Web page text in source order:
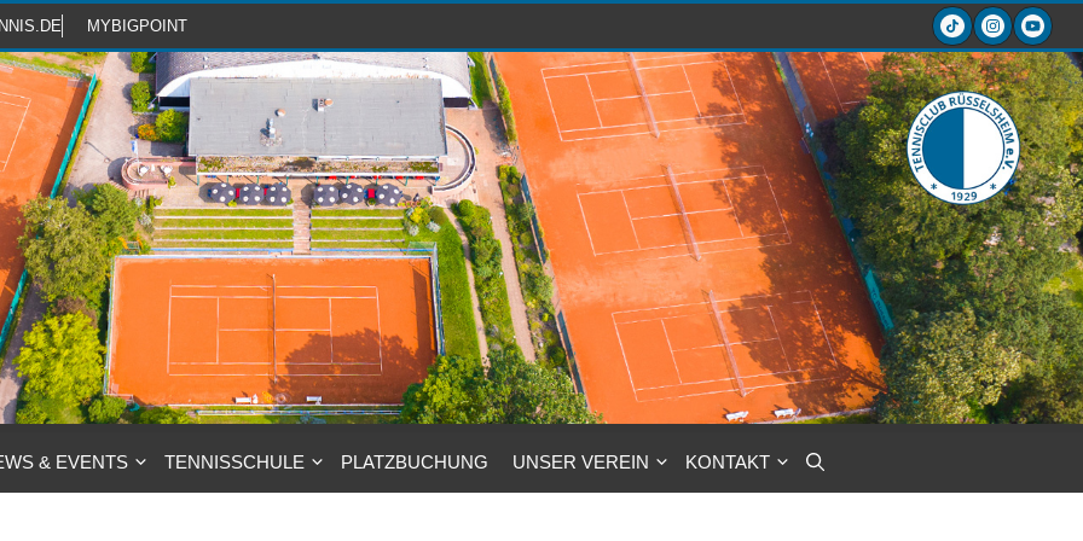
MYBIGPOINT
& EVENTS TENNISSCHULE PLATZBUCHUNG UNSER VEREIN KONTAKT